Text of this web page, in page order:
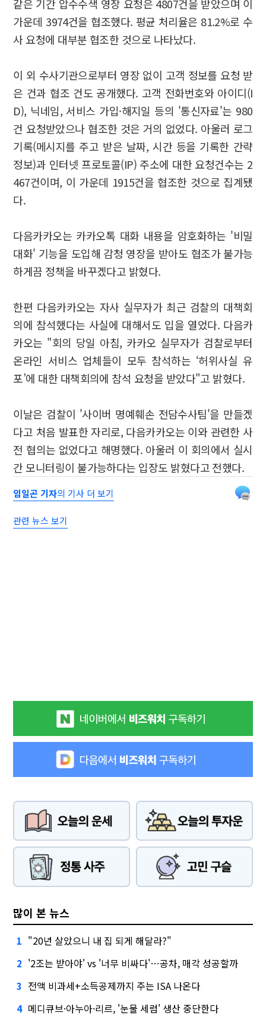
같은 기간 압수수색 영장 요청은 4807건을 받았으며 이
가운데 3974건을 협조했다. 평균 처리율은 81.2%로 수
사 요청에 대부분 협조한 것으로 나타났다.
이 외 수사기관으로부터 영장 없이 고객 정보를 요청 받
은 건과 협조 건도 공개했다. 고객 전화번호와 아이디(I
D), 닉네임, 서비스 가입·해지일 등의 '통신자료'는 980
건 요청받았으나 협조한 것은 거의 없었다. 아울러 로그
기록(메시지를 주고 받은 날짜, 시간 등을 기록한 간략
정보)과 인터넷 프로토콜(IP) 주소에 대한 요청건수는 2
467건이며, 이 가운데 1915건을 협조한 것으로 집계됐
다.
다음카카오는 카카오톡 대화 내용을 암호화하는 '비밀
대화' 기능을 도입해 감청 영장을 받아도 협조가 불가능
하게끔 정책을 바꾸겠다고 밝혔다.
한편 다음카카오는 자사 실무자가 최근 검찰의 대책회
의에 참석했다는 사실에 대해서도 입을 열었다. 다음카
카오는 "회의 당일 아침, 카카오 실무자가 검찰로부터
온라인 서비스 업체들이 모두 참석하는 ‘허위사실 유
포’에 대한 대책회의에 참석 요청을 받았다"고 밝혔다.
이날은 검찰이 '사이버 명예훼손 전담수사팀'을 만들겠
다고 처음 발표한 자리로, 다음카카오는 이와 관련한 사
전 협의는 없었다고 해명했다. 아울러 이 회의에서 실시
간 모니터링이 불가능하다는 입장도 밝혔다고 전했다.
임일곤 기자의 기사 더 보기
관련 뉴스 보기
많이 본 뉴스
1 "20년 살았으니 내 집 되게 해달라?"
2 '2조는 받아야' vs '너무 비싸다'…공차, 매각 성공할까
3 전액 비과세+소득공제까지 주는 ISA 나온다
4 메디큐브·아누아·리르, '눈물 세럼' 생산 중단한다